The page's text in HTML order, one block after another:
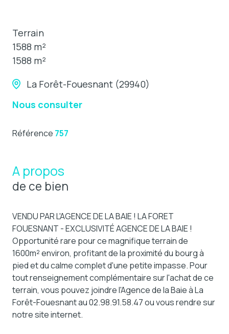
Terrain
1588 m²
1588 m²
La Forêt-Fouesnant (29940)
Nous consulter
Référence 757
A propos
de ce bien
VENDU PAR L'AGENCE DE LA BAIE ! LA FORET
FOUESNANT - EXCLUSIVITÉ AGENCE DE LA BAIE !
Opportunité rare pour ce magnifique terrain de
1600m² environ, profitant de la proximité du bourg à
pied et du calme complet d'une petite impasse. Pour
tout renseignement complémentaire sur l'achat de ce
terrain, vous pouvez joindre l'Agence de la Baie à La
Forêt-Fouesnant au 02.98.91.58.47 ou vous rendre sur
notre site internet.